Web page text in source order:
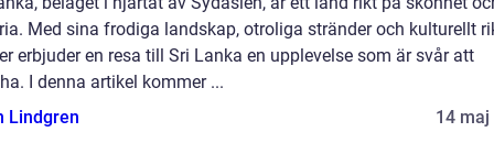
Med sina frodiga landskap, otroliga stränder och kulturellt
erbjuder en resa till Sri Lanka en upplevelse som är svår att
I denna artikel kommer ...
Lindgren
14 maj